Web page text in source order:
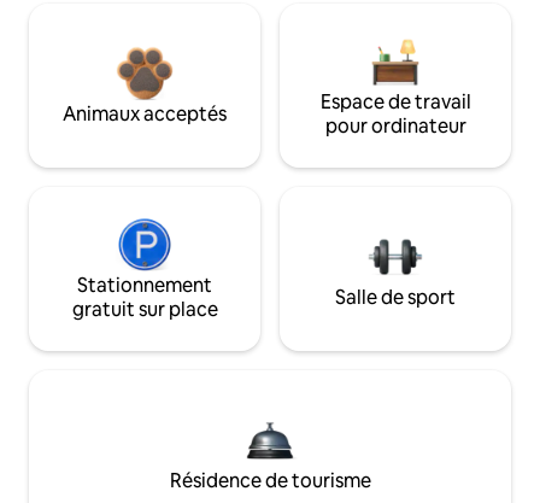
Animaux acceptés
Espace de travail
pour ordinateur
Stationnement
gratuit sur place
Salle de sport
Résidence de tourisme